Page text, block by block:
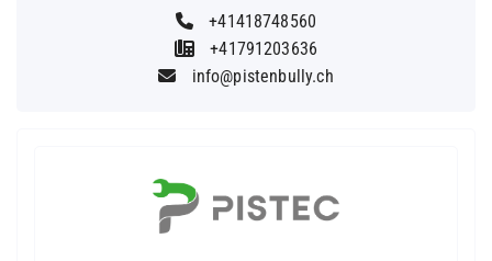
+41418748560
+41791203636
info@pistenbully.ch